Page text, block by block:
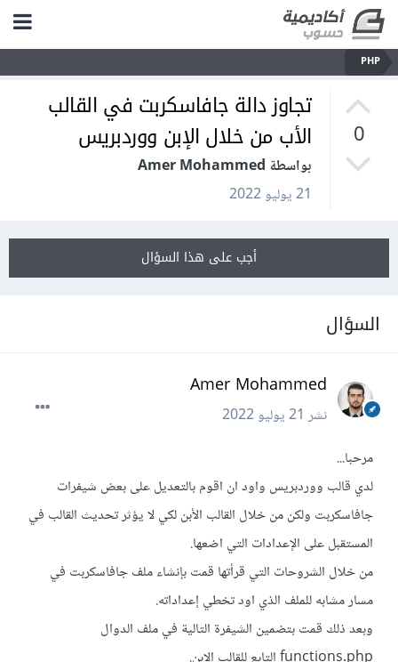
PHP
0
تجاوز دالة جافاسكربت في القالب
الأب من خلال الإبن ووردبريس
بواسطة Amer Mohammed
21 يوليو 2022
أجب على هذا السؤال
السؤال
Amer Mohammed
نشر21 يوليو 2022
مرحبا...
لدي قالب ووردبريس واود ان اقوم بالتعديل على بعض شيفرات
جافاسكربت ولكن من خلال القالب الأبن لكي لا يؤثر تحديث القالب في
المستقبل على الإعدادات التي اضعها.
من خلال الشروحات التي قرأتها قمت بإنشاء ملف جافاسكربت في
مسار مشابه للملف الذي اود تخطي إعداداته.
وبعد ذلك قمت بتضمين الشيفرة التالية في ملف الدوال